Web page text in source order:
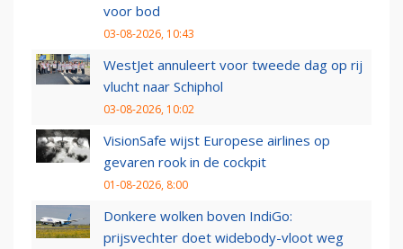
voor bod
03-08-2026, 10:43
WestJet annuleert voor tweede dag op rij
vlucht naar Schiphol
03-08-2026, 10:02
VisionSafe wijst Europese airlines op
gevaren rook in de cockpit
01-08-2026, 8:00
Donkere wolken boven IndiGo:
prijsvechter doet widebody-vloot weg